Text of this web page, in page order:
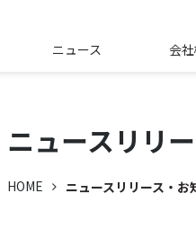
ニュース 会
ニュースリリー
HOME ニュースリリース・お